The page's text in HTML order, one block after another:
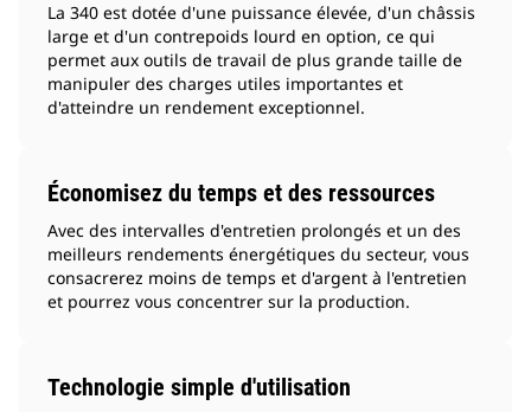
La 340 est dotée d'une puissance élevée, d'un châssis
large et d'un contrepoids lourd en option, ce qui
permet aux outils de travail de plus grande taille de
manipuler des charges utiles importantes et
d'atteindre un rendement exceptionnel.
Économisez du temps et des ressources
Avec des intervalles d'entretien prolongés et un des
meilleurs rendements énergétiques du secteur, vous
consacrerez moins de temps et d'argent à l'entretien
et pourrez vous concentrer sur la production.
Technologie simple d'utilisation